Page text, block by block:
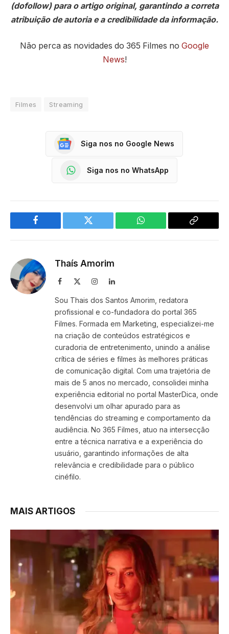
(dofollow) para o artigo original, garantindo a correta
atribuição de autoria e a credibilidade da informação.
Não perca as novidades do 365 Filmes no Google
News!
Filmes Streaming
Siga nos no Google News
Siga nos no WhatsApp
Facebook Twitter WhatsApp
Copy
Thaís Amorim
Facebook InstagramLinkedIn
Sou Thais dos Santos Amorim, redatora
profissional e co-fundadora do portal 365
Filmes. Formada em Marketing, especializei-me
na criação de conteúdos estratégicos e
curadoria de entretenimento, unindo a análise
crítica de séries e filmes às melhores práticas
de comunicação digital. Com uma trajetória de
mais de 5 anos no mercado, consolidei minha
experiência editorial no portal MasterDica, onde
desenvolvi um olhar apurado para as
tendências do streaming e comportamento da
audiência. No 365 Filmes, atuo na intersecção
entre a técnica narrativa e a experiência do
usuário, garantindo informações de alta
relevância e credibilidade para o público
cinéfilo.
MAIS ARTIGOS